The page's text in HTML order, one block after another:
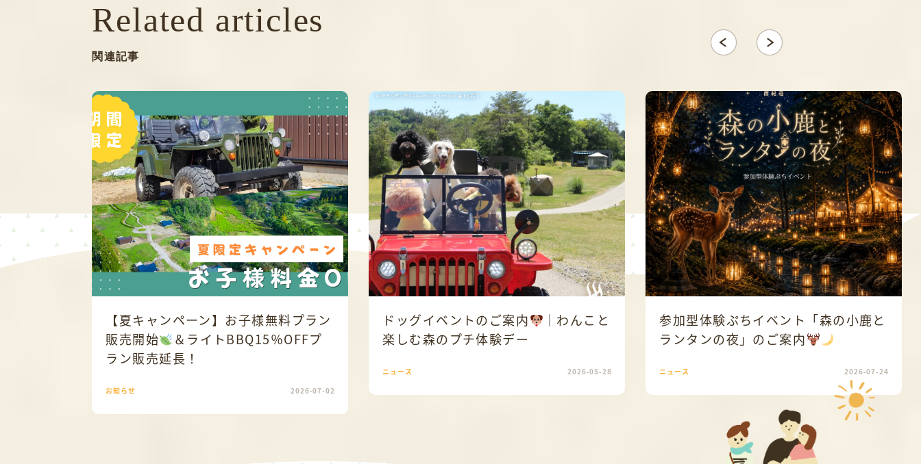
Related articles
関連記事
【夏キャンペーン】お子様無料プラン
販売開始
＆ライトBBQ15％OFFプ
ラン販売延長！
お知らせ 2026-07-02
ドッグイベントのご案内
｜わんこと
楽しむ森のプチ体験デー
ニュース 2026-05-28
参加型体験ぷちイベント「森の小鹿と
ランタンの夜」のご案内
ニュース 2026-07-24